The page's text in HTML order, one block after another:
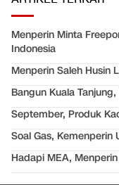
Menperin Minta
Indonesia
Menperin Saleh Husin
Bangun Kuala
September, Produk
Soal Gas,
Hadapi MEA,